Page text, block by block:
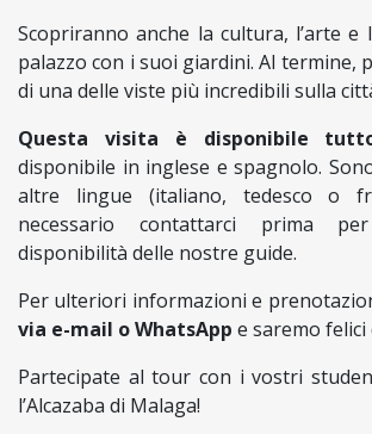
Scopriranno anche la cultura, l’arte e
palazzo con i suoi giardini. Al termine,
di una delle viste più incredibili sulla
Questa visita è disponibile
disponibile in inglese e spagnolo.
altre lingue (italiano, tedesco o
necessario contattarci prima
disponibilità delle nostre guide.
Per ulteriori informazioni e
via e-mail o WhatsApp e saremo felici
Partecipate al tour con i vostri
l’Alcazaba di Malaga!